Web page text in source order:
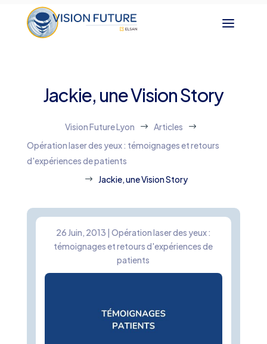
Jackie, une Vision Story
Vision Future Lyon $ Articles $
Opération laser des yeux : témoignages et retours
d'expériences de patients
$ Jackie, une Vision Story
26 Juin, 2013 | Opération laser des yeux :
témoignages et retours d'expériences de
patients